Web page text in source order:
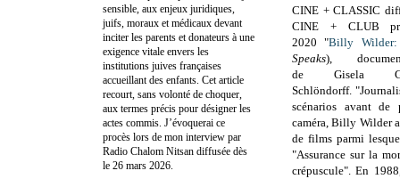
CINE + CLASSIC
CINE + CLUB
2020 "Billy Wilder:
Speaks),
de Gisela
Schlöndorff.
scénarios avant de
caméra, Billy Wilder
de films parmi
"Assurance sur la
crépuscule". En
sensible, aux enjeux juridiques,
juifs, moraux et médicaux devant
inciter les parents et donateurs à une
exigence vitale envers les
institutions juives françaises
accueillant des enfants. Cet article
recourt, sans volonté de choquer,
aux termes précis pour désigner les
actes commis. J’évoquerai ce
procès lors de mon interview par
Radio Chalom Nitsan diffusée dès
le 26 mars 2026.